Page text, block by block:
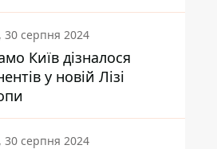
30 серпня 2024
Київ дізналося
у новій Лізі
30 серпня 2024